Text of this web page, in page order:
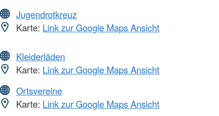
Jugendrotkreuz
Karte: Link zur Google Maps Ansicht
Kleiderläden
Karte: Link zur Google Maps Ansicht
Ortsvereine
Karte: Link zur Google Maps Ansicht